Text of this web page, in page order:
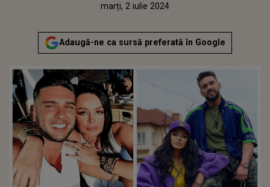
Actualizat:
marți, 2 iulie 2024
Adaugă-ne ca sursă preferată în Google